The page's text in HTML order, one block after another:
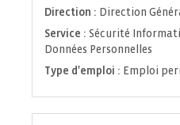
fenêtre)
Direction : Direction
Service : Sécurité
Données Personnelles
Type d'emploi : Emploi